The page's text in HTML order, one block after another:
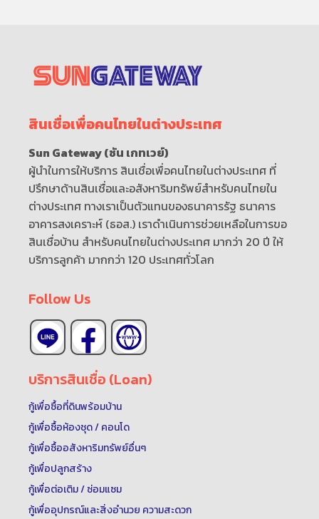
สินเชื่อเพื่อคนไทยในต่างประเทศ
Sun Gateway (ซัน เกทเวย์)
ผู้นำในการให้บริการ สินเชื่อเพื่อคนไทยในต่างประเทศ ที่
ปรึกษาด้านสินเชื่อและอสังหาริมทรัพย์สำหรับคนไทยใน
ต่างประเทศ ทางเราเป็นตัวแทนของธนาคารรัฐ ธนาคาร
อาคารสงเคราะห์ (ธอส.) เราดำเนินการช่วยเหลือในการขอ
สินเชื่อบ้าน สำหรับคนไทยในต่างประเทศ มากว่า 20 ปี ให้
บริการลูกค้า มากกว่า 120 ประเทศทั่วโลก
Follow Us
บริการสินเชื่อ (Loan)
กู้เพื่อซื้อที่ดินพร้อมบ้าน
กู้เพื่อซื้อห้องชุด / คอนโด
กู้เพื่อซื้ออสังหาริมทรัพย์อื่นๆ
กู้เพื่อปลูกสร้าง
กู้เพื่อต่อเติม / ซ่อมแซม
กู้เพื่ออุปกรณ์และสิ่งอำนวย ความสะดวก